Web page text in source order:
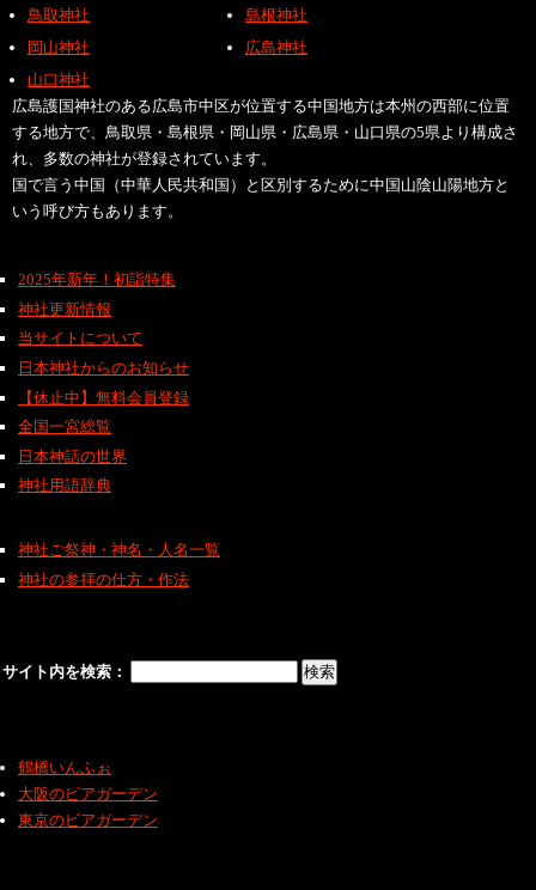
鳥取神社
島根神社
岡山神社
広島神社
山口神社
広島護国神社のある広島市中区が位置する中国地方は本州の西部に位置
する地方で、鳥取県・島根県・岡山県・広島県・山口県の5県より構成さ
れ、多数の神社が登録されています。
国で言う中国（中華人民共和国）と区別するために中国山陰山陽地方と
いう呼び方もあります。
2025年新年！初詣特集
神社更新情報
当サイトについて
日本神社からのお知らせ
【休止中】無料会員登録
全国一宮総覧
日本神話の世界
神社用語辞典
神社ご祭神・神名・人名一覧
神社の参拝の仕方・作法
サイト内を検索：
鶴橋いんふぉ
大阪のビアガーデン
東京のビアガーデン